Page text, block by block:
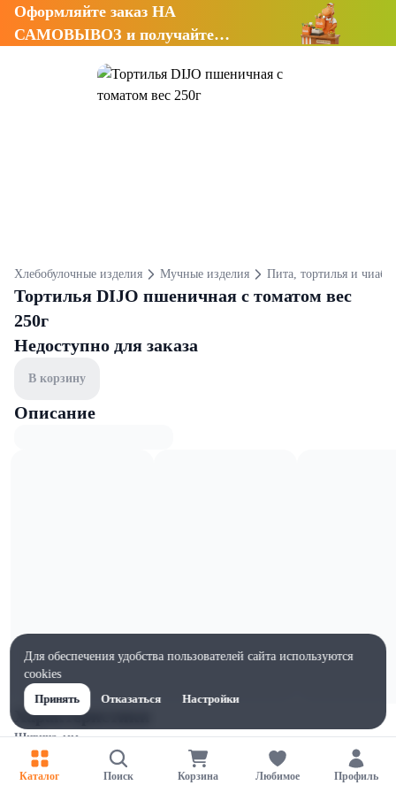
Оформляйте заказ НА
САМОВЫВОЗ и получайте
Хлебобулочные изделия Мучные изделия Пита, тортилья и
Тортилья DIJO пшеничная с томатом вес
250г
Недоступно для заказа
В корзину
Описание
Характеристики
Ширина, мм
270
Высота, мм
Каталог Поиск Корзина Любимое Профиль
Для обеспечения удобства пользователей сайта используются
cookies
Принять
Отказаться Настройки